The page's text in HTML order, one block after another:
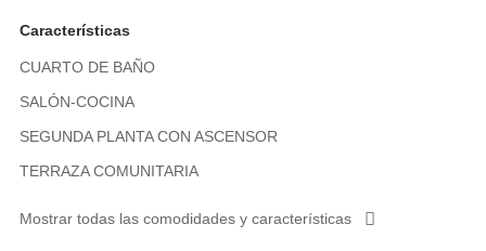
Características
CUARTO DE BAÑO
SALÓN-COCINA
SEGUNDA PLANTA CON ASCENSOR
TERRAZA COMUNITARIA
Mostrar todas las comodidades y características